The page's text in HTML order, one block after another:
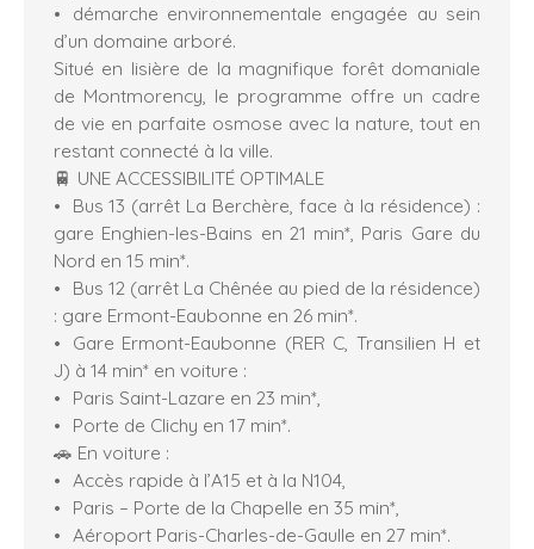
démarche environnementale engagée au sein
d’un domaine arboré.
Situé en lisière de la magnifique forêt domaniale
de Montmorency, le programme offre un cadre
de vie en parfaite osmose avec la nature, tout en
restant connecté à la ville.
🚆 UNE ACCESSIBILITÉ OPTIMALE
Bus 13 (arrêt La Berchère, face à la résidence) :
gare Enghien-les-Bains en 21 min*, Paris Gare du
Nord en 15 min*.
Bus 12 (arrêt La Chênée au pied de la résidence)
: gare Ermont-Eaubonne en 26 min*.
Gare Ermont-Eaubonne (RER C, Transilien H et
J) à 14 min* en voiture :
Paris Saint-Lazare en 23 min*,
Porte de Clichy en 17 min*.
🚗 En voiture :
Accès rapide à l’A15 et à la N104,
Paris – Porte de la Chapelle en 35 min*,
Aéroport Paris-Charles-de-Gaulle en 27 min*.